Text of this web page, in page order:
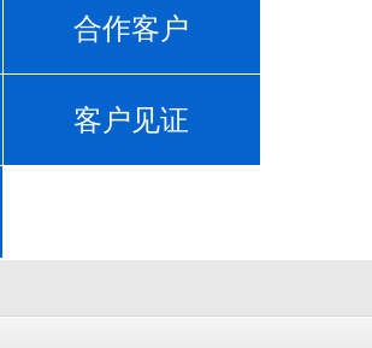
合作客户
客户见证